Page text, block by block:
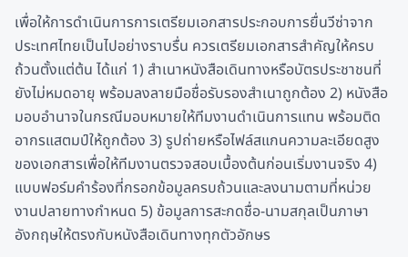
เพื่อให้การดำเนินการการเตรียมเอกสารประกอบการยื่นวีซ่าจาก
ประเทศไทยเป็นไปอย่างราบรื่น ควรเตรียมเอกสารสำคัญให้ครบ
ถ้วนตั้งแต่ต้น ได้แก่ 1) สำเนาหนังสือเดินทางหรือบัตรประชาชนที่
ยังไม่หมดอายุ พร้อมลงลายมือชื่อรับรองสำเนาถูกต้อง 2) หนังสือ
มอบอำนาจในกรณีมอบหมายให้ทีมงานดำเนินการแทน พร้อมติด
อากรแสตมป์ให้ถูกต้อง 3) รูปถ่ายหรือไฟล์สแกนความละเอียดสูง
ของเอกสารเพื่อให้ทีมงานตรวจสอบเบื้องต้นก่อนเริ่มงานจริง 4)
แบบฟอร์มคำร้องที่กรอกข้อมูลครบถ้วนและลงนามตามที่หน่วย
งานปลายทางกำหนด 5) ข้อมูลการสะกดชื่อ-นามสกุลเป็นภาษา
อังกฤษให้ตรงกับหนังสือเดินทางทุกตัวอักษร